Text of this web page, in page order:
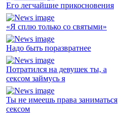
Его легчайшие прикосновения
«Я сплю только со святыми»
Надо быть поразвратнее
Потратился на девушек ты, а
сексом займусь я
Ты не имеешь права заниматься
сексом